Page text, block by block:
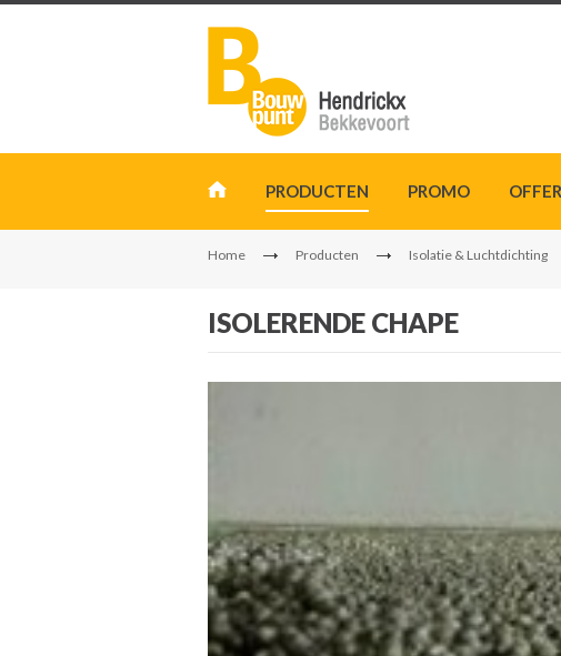
PRODUCTEN PROMO
Home Producten Isolatie & Luchtdichting
ISOLERENDE CHAPE